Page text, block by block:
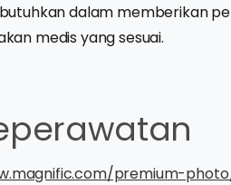
dalam memberikan
medis yang sesuai.
premium-